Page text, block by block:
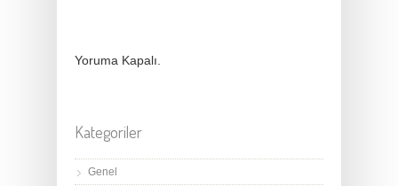
Yoruma Kapalı.
Kategoriler
Genel